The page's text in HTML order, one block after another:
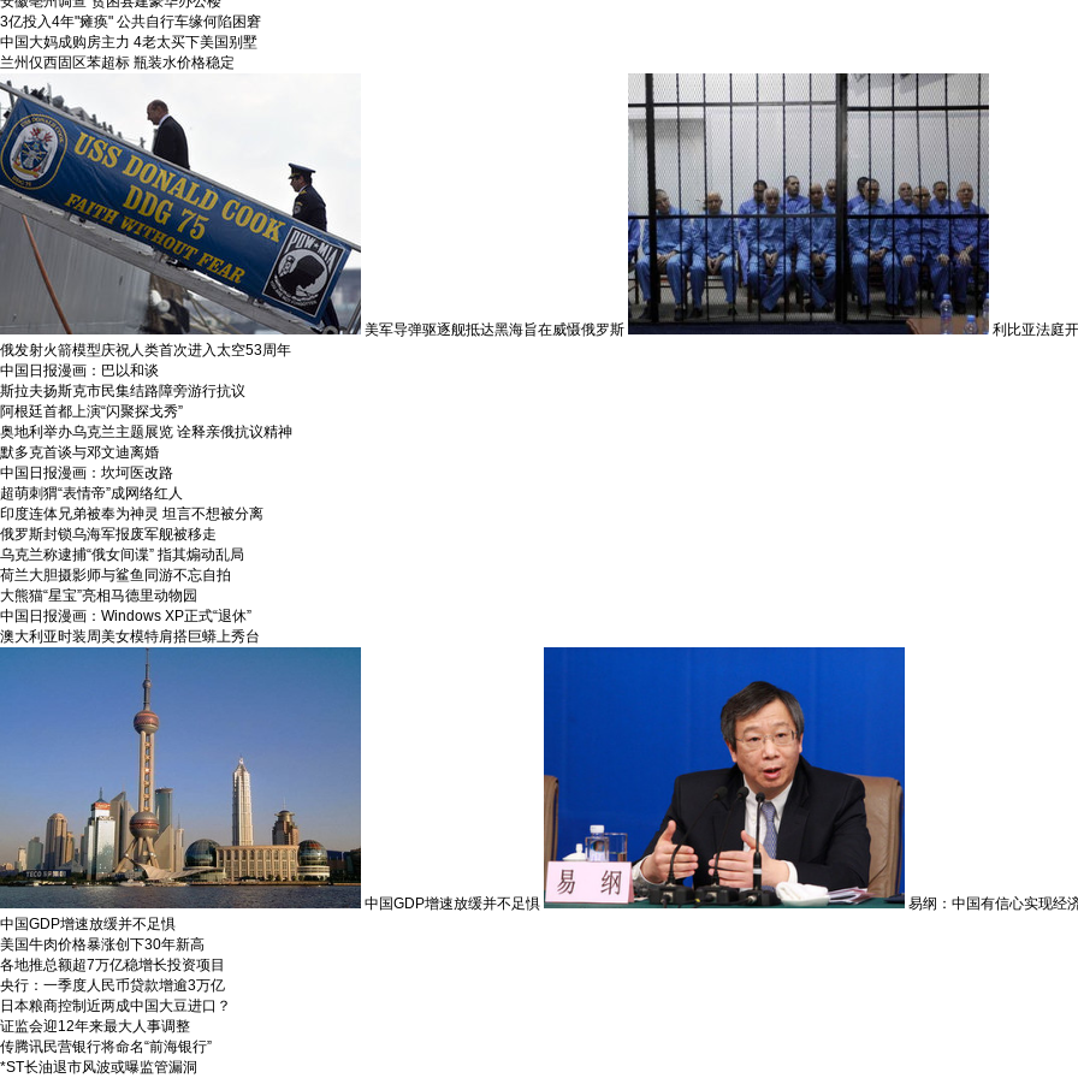
3亿投入4年"瘫痪" 公共自行车缘何陷困窘
中国大妈成购房主力 4老太买下美国别墅
兰州仅西固区苯超标 瓶装水价格稳定
美军导弹驱逐舰抵达黑海旨在威慑俄罗斯
利比亚法庭
俄发射火箭模型庆祝人类首次进入太空53周年
中国日报漫画：巴以和谈
斯拉夫扬斯克市民集结路障旁游行抗议
阿根廷首都上演“闪聚探戈秀”
奥地利举办乌克兰主题展览 诠释亲俄抗议精神
默多克首谈与邓文迪离婚
中国日报漫画：坎坷医改路
超萌刺猬“表情帝”成网络红人
印度连体兄弟被奉为神灵 坦言不想被分离
俄罗斯封锁乌海军报废军舰被移走
乌克兰称逮捕“俄女间谍” 指其煽动乱局
荷兰大胆摄影师与鲨鱼同游不忘自拍
大熊猫“星宝”亮相马德里动物园
中国日报漫画：Windows XP正式“退休”
澳大利亚时装周美女模特肩搭巨蟒上秀台
中国GDP增速放缓并不足惧
易纲：中国有信心实现经
中国GDP增速放缓并不足惧
美国牛肉价格暴涨创下30年新高
各地推总额超7万亿稳增长投资项目
央行：一季度人民币贷款增逾3万亿
日本粮商控制近两成中国大豆进口？
证监会迎12年来最大人事调整
传腾讯民营银行将命名“前海银行”
*ST长油退市风波或曝监管漏洞